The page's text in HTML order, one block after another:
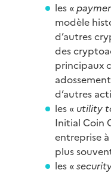
les «
modèle
d’autres
des
principaux
d’autres
les « utility
Initial Coin
entreprise
plus
les «